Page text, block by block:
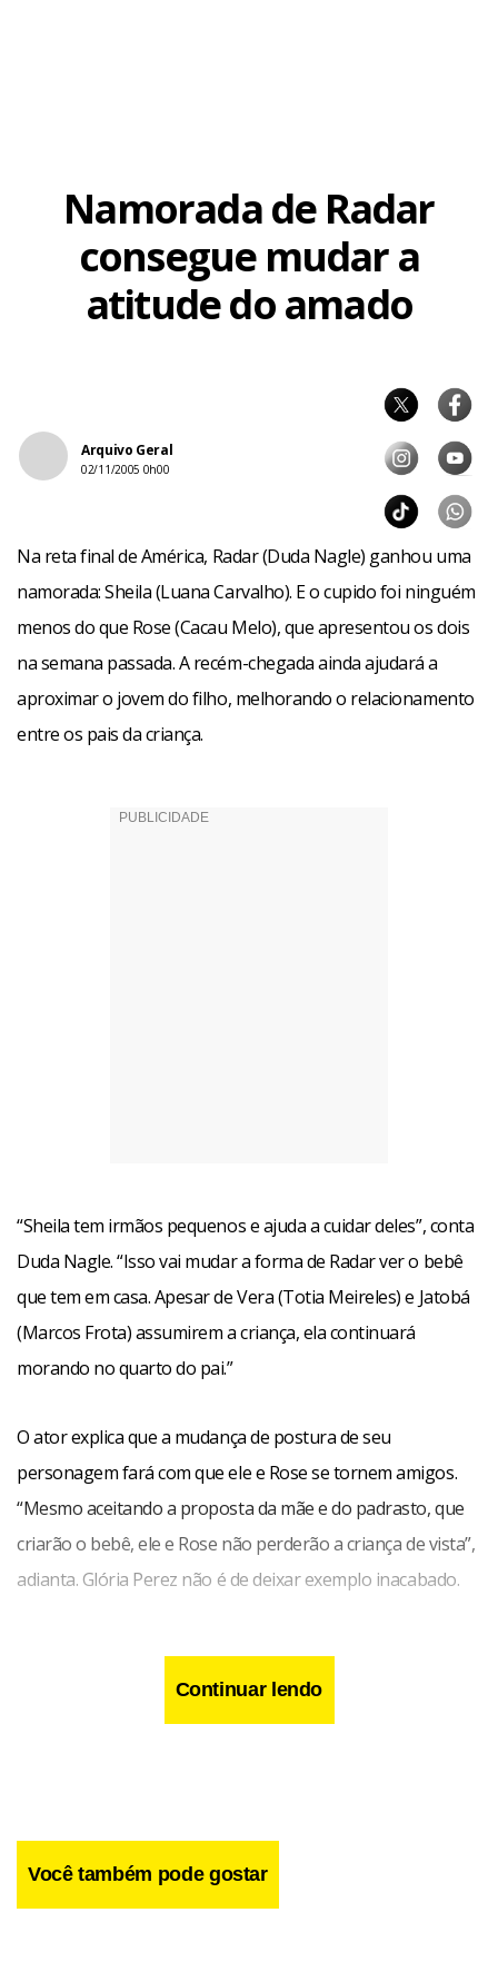
a situação”, afirma o ator.
Facebook
WhatsApp
LinkedIn
Twitter
X Telegram
Share
Namorada de Radar
consegue mudar a
atitude do amado
Arquivo Geral
02/11/2005 0h00
Na reta final de América, Radar (Duda Nagle) ganhou uma
namorada: Sheila (Luana Carvalho). E o cupido foi ninguém
menos do que Rose (Cacau Melo), que apresentou os dois
na semana passada. A recém-chegada ainda ajudará a
aproximar o jovem do filho, melhorando o relacionamento
entre os pais da criança.
“Sheila tem irmãos pequenos e ajuda a cuidar deles”, conta
Duda Nagle. “Isso vai mudar a forma de Radar ver o bebê
que tem em casa. Apesar de Vera (Totia Meireles) e Jatobá
(Marcos Frota) assumirem a criança, ela continuará
morando no quarto do pai.”
O ator explica que a mudança de postura de seu
personagem fará com que ele e Rose se tornem amigos.
“Mesmo aceitando a proposta da mãe e do padrasto, que
criarão o bebê, ele e Rose não perderão a criança de vista”,
adianta. Glória Perez não é de deixar exemplo inacabado.
Continuar lendo
Você também pode gostar